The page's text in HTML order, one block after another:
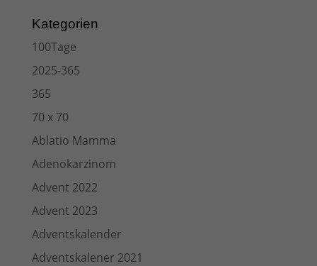
Kategorien
100Tage
2025-365
365
70 x 70
Ablatio Mamma
Adenokarzinom
Advent 2022
Advent 2023
Adventskalender
Adventskalener 2021